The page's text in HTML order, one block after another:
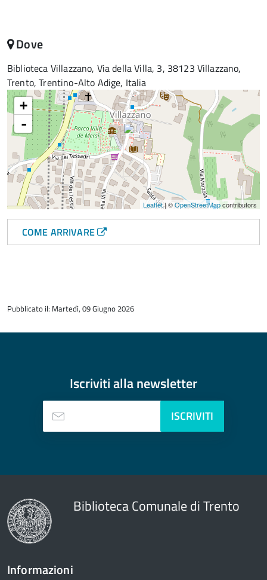
Dove
Biblioteca Villazzano, Via della Villa, 3, 38123 Villazzano,
Trento, Trentino-Alto Adige, Italia
+
-
Leaflet| ©OpenStreetMapcontributors
COME ARRIVARE
del
Pubblicato il: Martedì, 09 Giugno 2026
Iscriviti allanewsletter
ISCRIVITI
Biblioteca Comunale di Trento
Informazioni